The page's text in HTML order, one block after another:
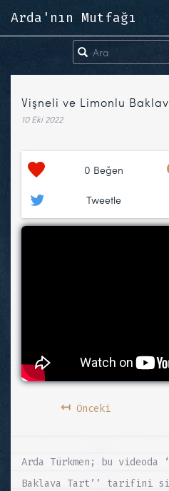
Arda'nın Mutfağı
Vişneli ve Limonlu
10 Eki 2022
0 Beğen
Tweetle
↤Önceki
Arda Türkmen; bu videoda
Baklava Tart’’ tarifini